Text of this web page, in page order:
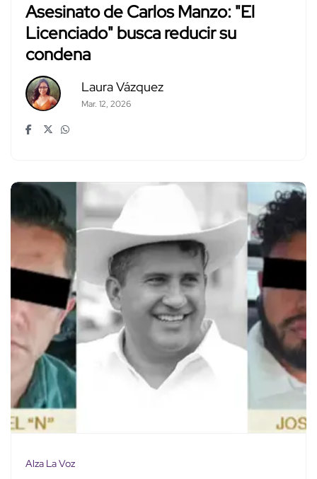
Asesinato de Carlos Manzo: "El
Licenciado" busca reducir su
condena
Laura Vázquez
Mar. 12, 2026
Alza La Voz